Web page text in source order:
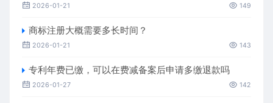
2026-01-21 149
商标注册大概需要多长时间？
2026-01-21 143
专利年费已缴，可以在费减备案后申请多缴退款吗
2026-01-27 142